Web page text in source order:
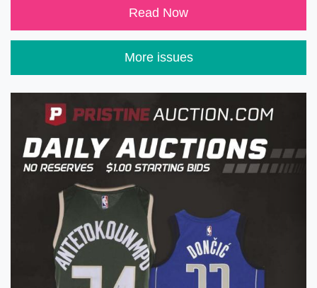
Read Now
More issues